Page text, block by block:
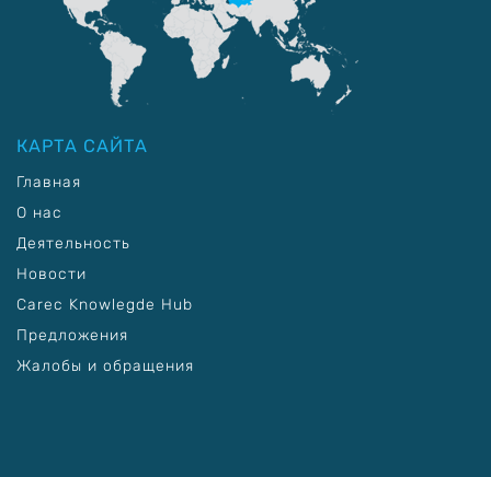
КАРТА САЙТА
Главная
О нас
Деятельность
Новости
Carec Knowlegde Hub
Предложения
Жалобы и обращения